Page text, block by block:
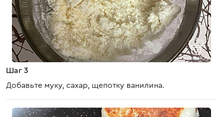
Шаг 3
Добавьте муку, сахар, щепотку ванилина.